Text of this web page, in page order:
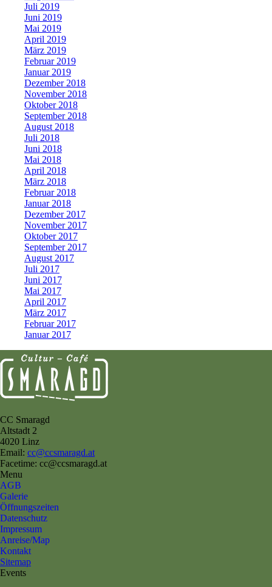
Juli 2019
Juni 2019
Mai 2019
April 2019
März 2019
Februar 2019
Januar 2019
Dezember 2018
November 2018
Oktober 2018
September 2018
August 2018
Juli 2018
Juni 2018
Mai 2018
April 2018
März 2018
Februar 2018
Januar 2018
Dezember 2017
November 2017
Oktober 2017
September 2017
August 2017
Juli 2017
Juni 2017
Mai 2017
April 2017
März 2017
Februar 2017
Januar 2017
CC Smaragd
Altstadt 2
4020 Linz
Email: cc@ccsmaragd.at
Facetime: cc@ccsmaragd.at
Menu
AGB
Galerie
Öffnungszeiten
Datenschutz
Impressum
Anreise/Map
Kontakt
Sitemap
Events